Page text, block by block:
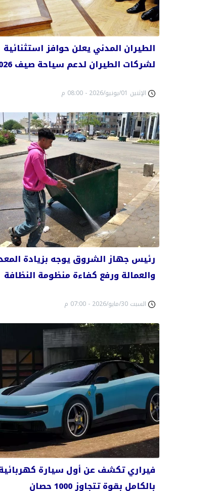
الطيران المدني يعلن حوافز استثنائية
لشركات الطيران لدعم سياحة صيف 2026
الإثنين 01/يونيو/2026 - 08:00 م
رئيس جهاز الشروق يوجه بزيادة
والعمالة ورفع كفاءة منظومة النظافة
السبت 30/مايو/2026 - 07:00 م
فيراري تكشف عن أول سيارة
بالكامل بقوة تتجاوز 1000 حصان